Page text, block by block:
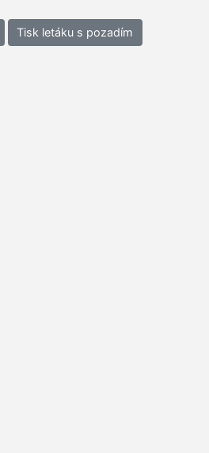
Tisk letáku s pozadím